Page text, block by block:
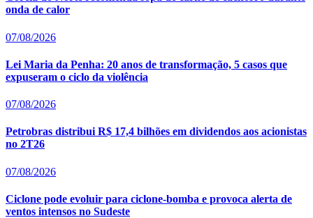
onda de calor
07/08/2026
Lei Maria da Penha: 20 anos de transformação, 5 casos que
expuseram o ciclo da violência
07/08/2026
Petrobras distribui R$ 17,4 bilhões em dividendos aos acionistas
no 2T26
07/08/2026
Ciclone pode evoluir para ciclone-bomba e provoca alerta de
ventos intensos no Sudeste